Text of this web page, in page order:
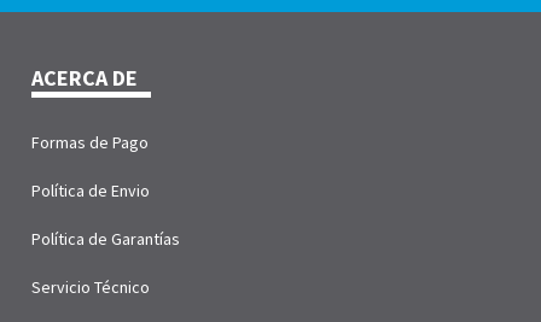
ACERCA DE
Formas de Pago
Política de Envio
Política de Garantías
Servicio Técnico